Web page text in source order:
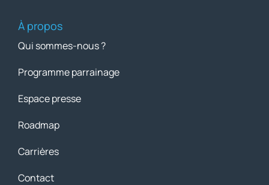
À propos
Qui sommes-nous ?
Programme parrainage
Espace presse
Roadmap
Carrières
Contact